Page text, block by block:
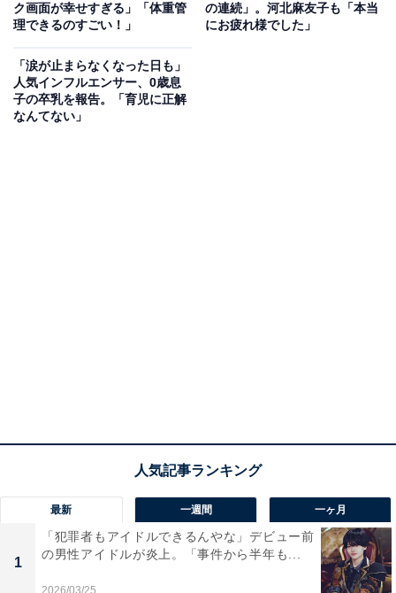
ク画面が幸せすぎる」「体重管
理できるのすごい！」
の連続」。河北麻友子も「本当
にお疲れ様でした」
「涙が止まらなくなった日も」
人気インフルエンサー、0歳息
子の卒乳を報告。「育児に正解
なんてない」
最新 一週間 一ヶ月
1
「犯罪者もアイドルできるんやな」デビュー前
の男性アイドルが炎上。「事件から半年も...